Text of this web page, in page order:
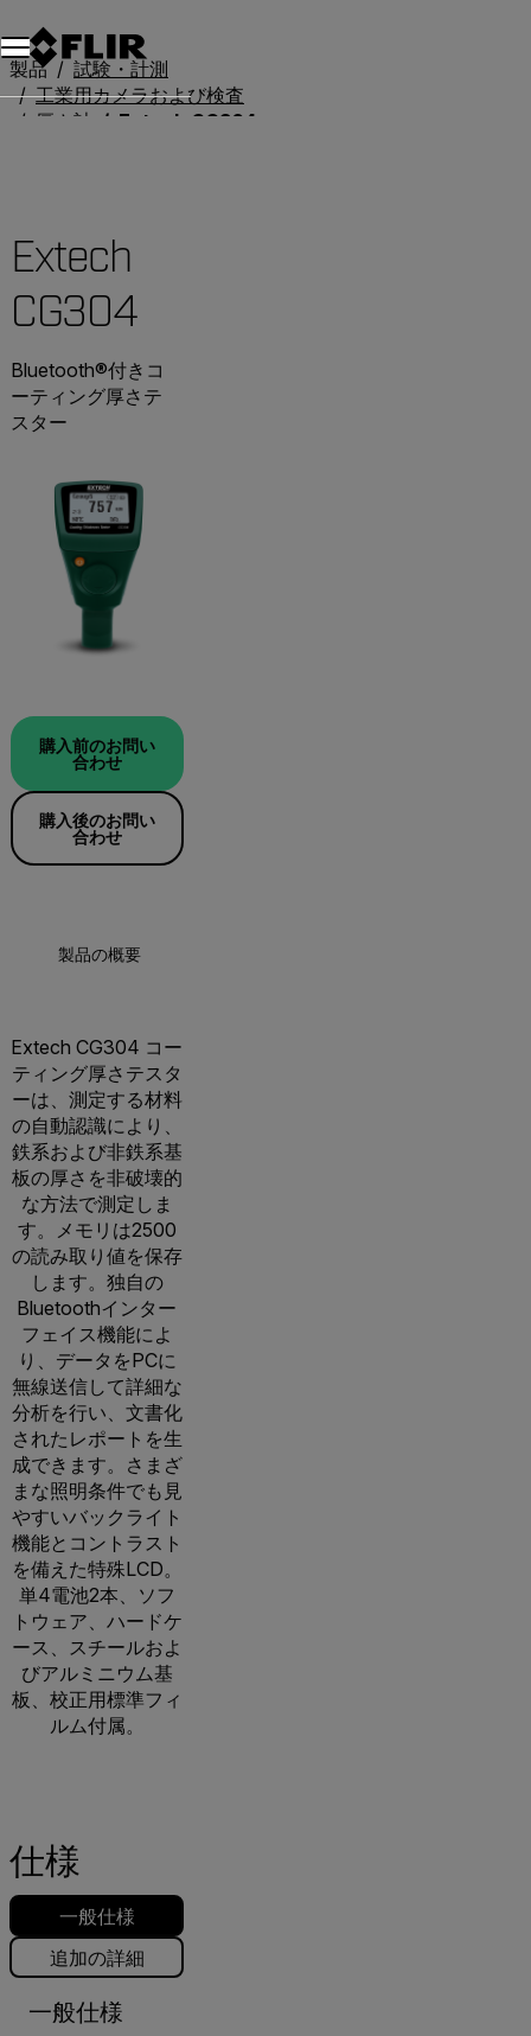
製品
試験・計測
工業用カメラおよび検査
厚さ計
Extech CG304
Extech
CG304
Bluetooth®付きコ
ーティング厚さテ
スター
購入前のお問い
合わせ
購入後のお問い
合わせ
製品の概要
Extech CG304 コー
ティング厚さテスタ
ーは、測定する材料
の自動認識により、
鉄系および非鉄系基
板の厚さを非破壊的
な方法で測定しま
す。メモリは2500
の読み取り値を保存
します。独自の
Bluetoothインター
フェイス機能によ
り、データをPCに
無線送信して詳細な
分析を行い、文書化
されたレポートを生
成できます。さまざ
まな照明条件でも見
やすいバックライト
機能とコントラスト
を備えた特殊LCD。
単4電池2本、ソフ
トウェア、ハードケ
ース、スチールおよ
びアルミニウム基
板、校正用標準フィ
ルム付属。
仕様
一般仕様
追加の詳細
一般仕様